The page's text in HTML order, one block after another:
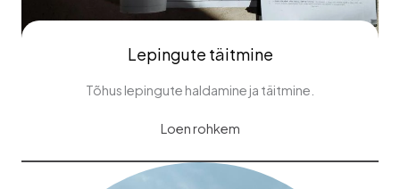
Lepingute täitmine
Tõhus lepingute haldamine ja täitmine.
Loen rohkem